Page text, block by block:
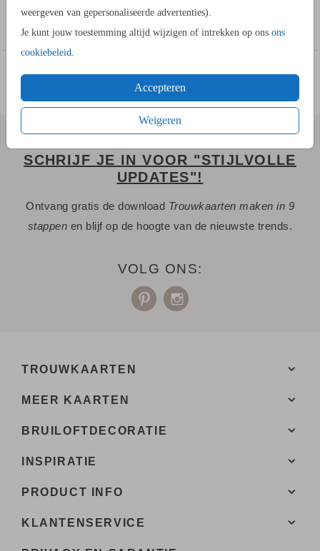
weergeven van gepersonaliseerde advertenties).
Je kunt jouw toestemming altijd wijzigen of intrekken op ons ons
cookiebeleid
Accepteren
Weigeren
kaart is dubbel, wat voor een verzorgde uitstraling zorgt en
genoeg ruimte biedt voor alle informatie.
Toon meer
SCHRIJF JE IN VOOR "STIJLVOLLE
UPDATES"!
Ontvang gratis de download Trouwkaarten maken in 9
stappen en blijf op de hoogte van de nieuwste trends.
VOLG ONS:
TROUWKAARTEN
MEER KAARTEN
BRUILOFTDECORATIE
INSPIRATIE
PRODUCT INFO
KLANTENSERVICE